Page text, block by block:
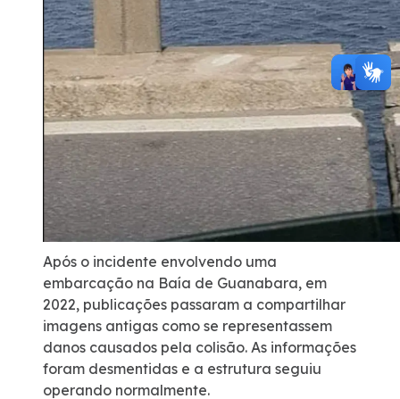
Após o incidente envolvendo uma
embarcação na Baía de Guanabara, em
2022, publicações passaram a compartilhar
imagens antigas como se representassem
danos causados pela colisão. As informações
foram desmentidas e a estrutura seguiu
operando normalmente.